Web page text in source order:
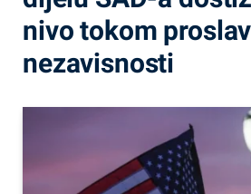
nivo tokom
nezavisnosti